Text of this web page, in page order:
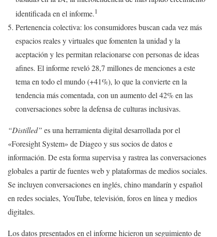
identificada en el informe.1
Pertenencia colectiva: los consumidores buscan cada vez más
espacios reales y virtuales que fomenten la unidad y la
aceptación y les permitan relacionarse con personas de ideas
afines. El informe reveló 28,7 millones de menciones a este
tema en todo el mundo (+41%), lo que la convierte en la
tendencia más comentada, con un aumento del 42% en las
conversaciones sobre la defensa de culturas inclusivas.
“Distilled” esuna herramienta digital desarrollada por el
«Foresight System» de Diageo y sus socios de datos e
información. De esta forma supervisa y rastrea las conversaciones
globales a partir de fuentes web y plataformas de medios sociales.
Se incluyen conversaciones en inglés, chino mandarín y español
en redes sociales, YouTube, televisión, foros en línea y medios
digitales.
Los datos presentados en el informe hicieron un seguimiento de